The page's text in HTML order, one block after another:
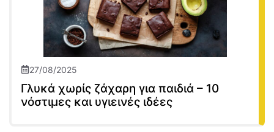
27/08/2025
Γλυκά χωρίς ζάχαρη για παιδιά – 10
νόστιμες και υγιεινές ιδέες